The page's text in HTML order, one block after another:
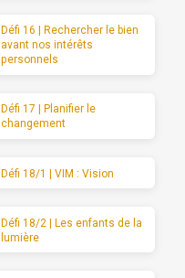
Défi 16 | Rechercher le bien
avant nos intérêts
personnels
Défi 17 | Planifier le
changement
Défi 18/1 | VIM : Vision
Défi 18/2 | Les enfants de la
lumière